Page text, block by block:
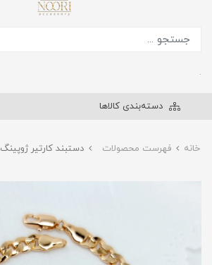
.
دسته‌بندی کالاها
خانه فهرست محصولات دستبند کارتیر ژوپینگ 3